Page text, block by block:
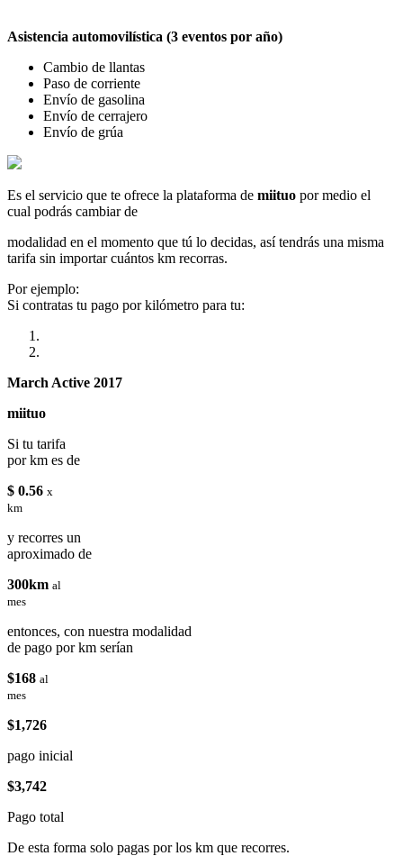
Asistencia automovilística (3 eventos por año)
Cambio de llantas
Paso de corriente
Envío de gasolina
Envío de cerrajero
Envío de grúa
Es el servicio que te ofrece la plataforma de miituo por medio el
cual podrás cambiar de
modalidad en el momento que tú lo decidas, así tendrás una misma
tarifa sin importar cuántos km recorras.
Por ejemplo:
Si contratas tu pago por kilómetro para tu:
March Active 2017
miituo
Si tu tarifa
por km es de
$ 0.56 x
km
y recorres un
aproximado de
300km al
mes
entonces, con nuestra modalidad
de pago por km serían
$168 al
mes
$1,726
pago inicial
$3,742
Pago total
De esta forma solo pagas por los km que recorres.